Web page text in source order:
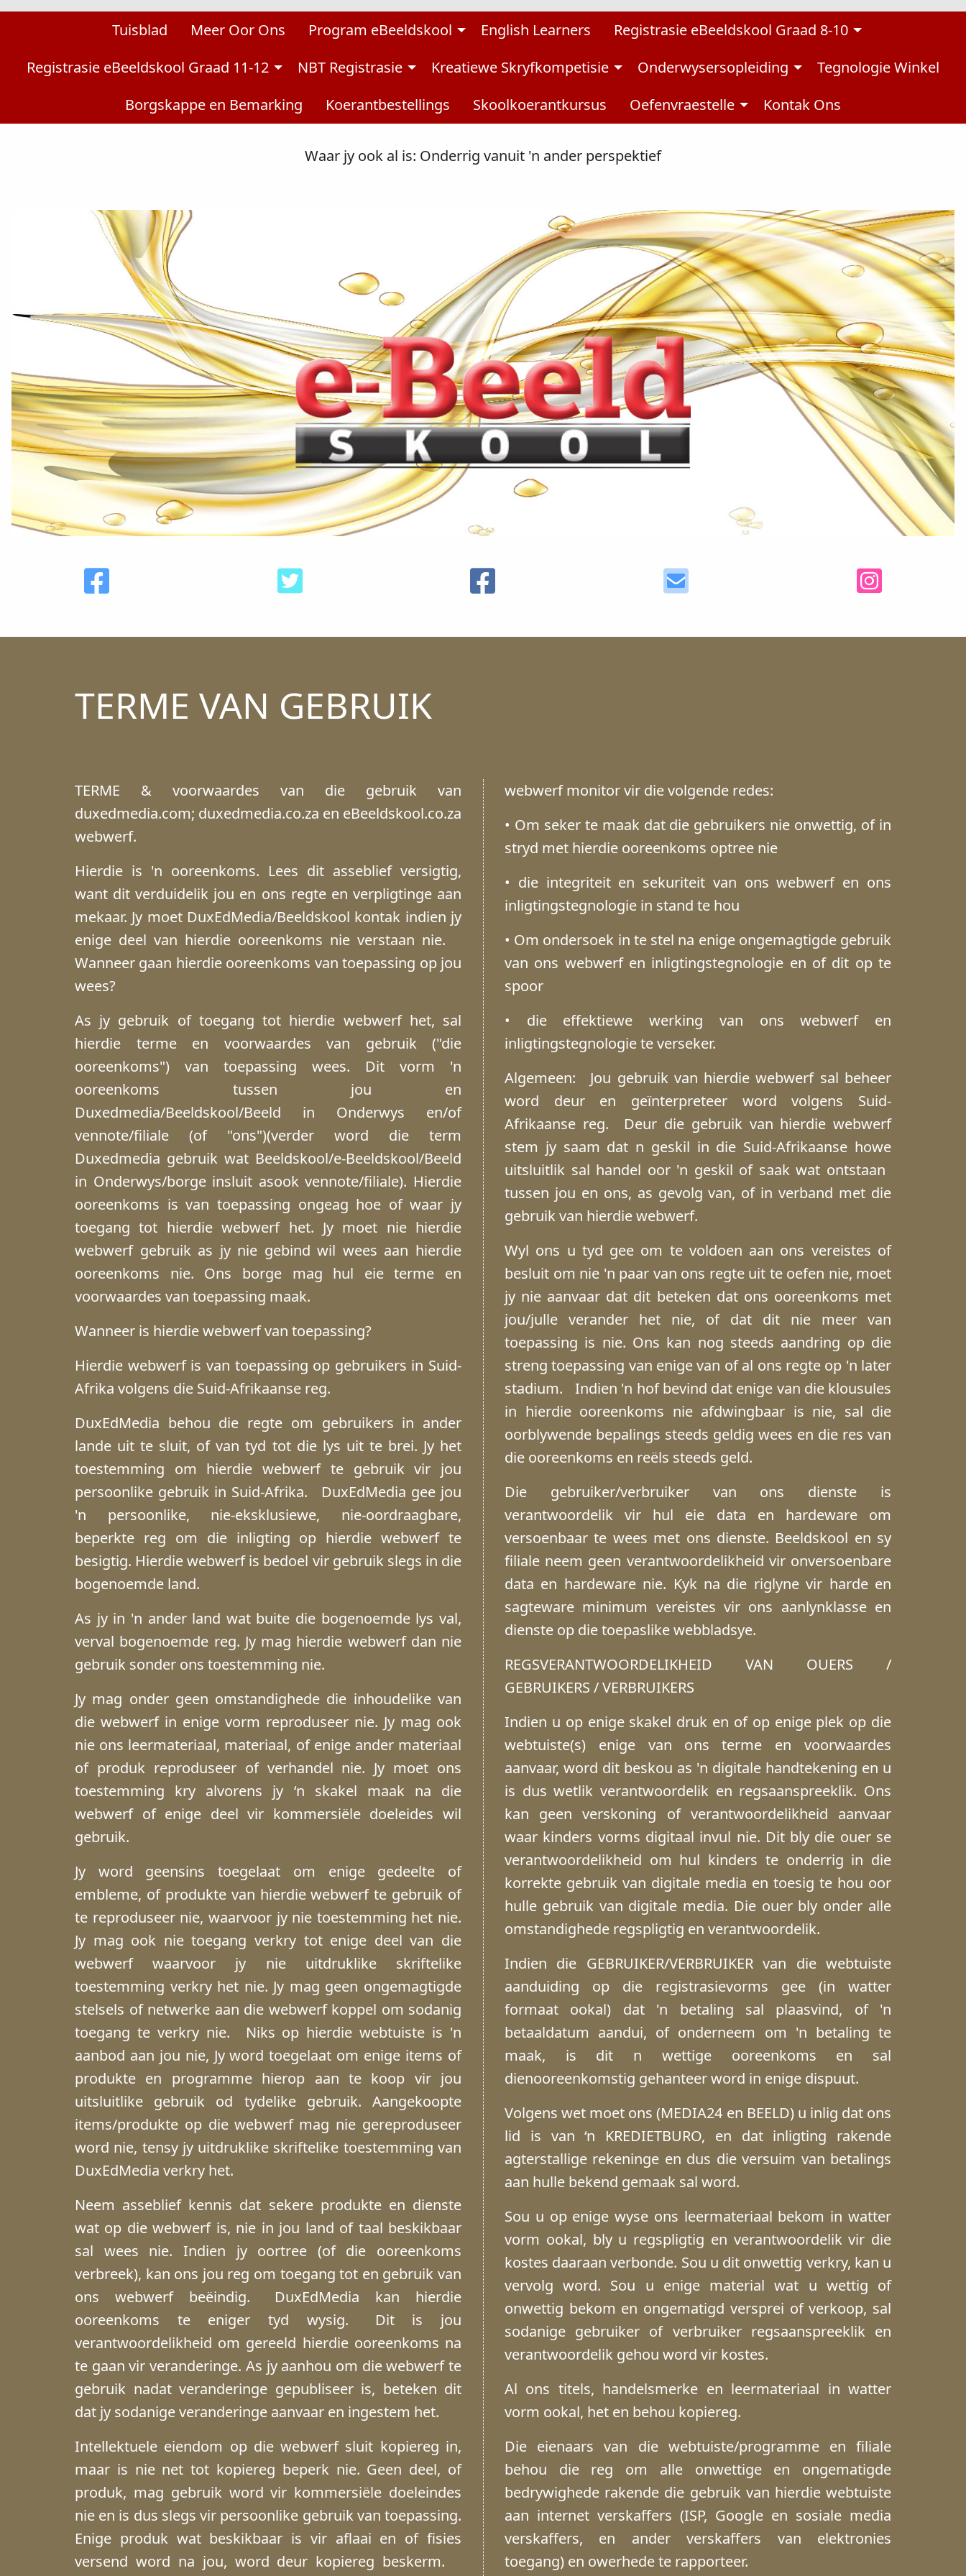
Tuisblad Meer Oor Ons Program eBeeldskool English Learners
Registrasie eBeeldskool Graad 8-10
Registrasie eBeeldskool Graad 11-12
NBT Registrasie Kreatiewe Skryfkompetisie Onderwysersopleiding
Tegnologie Winkel
Borgskappe en Bemarking
Koerantbestellings Skoolkoerantkursus Oefenvraestelle Kontak Ons
Waar jy ook al is: Onderrig vanuit 'n ander perspektief
TERME VAN GEBRUIK
TERME & voorwaardes van die gebruik van
duxedmedia.com; duxedmedia.co.za en eBeeldskool.co.za
webwerf.
Hierdie is 'n ooreenkoms. Lees dit asseblief versigtig,
want dit verduidelik jou en ons regte en verpligtinge aan
mekaar. Jy moet DuxEdMedia/Beeldskool kontak indien jy
enige deel van hierdie ooreenkoms nie verstaan ​​nie.
Wanneer gaan hierdie ooreenkoms van toepassing op jou
wees?
As jy gebruik of toegang tot hierdie webwerf het, sal
hierdie terme en voorwaardes van gebruik ("die
ooreenkoms") van toepassing wees. Dit vorm 'n
ooreenkoms tussen jou en
Duxedmedia/Beeldskool/Beeld in Onderwys en/of
vennote/filiale (of "ons")(verder word die term
Duxedmedia gebruik wat Beeldskool/e-Beeldskool/Beeld
in Onderwys/borge insluit asook vennote/filiale). Hierdie
ooreenkoms is van toepassing ongeag hoe of waar jy
toegang tot hierdie webwerf het. Jy moet nie hierdie
webwerf gebruik as jy nie gebind wil wees aan hierdie
ooreenkoms nie. Ons borge mag hul eie terme en
voorwaardes van toepassing maak.
Wanneer is hierdie webwerf van toepassing?
Hierdie webwerf is van toepassing op gebruikers in Suid-
Afrika volgens die Suid-Afrikaanse reg.
DuxEdMedia behou die regte om gebruikers in ander
lande uit te sluit, of van tyd tot die lys uit te brei. Jy het
toestemming om hierdie webwerf te gebruik vir jou
persoonlike gebruik in Suid-Afrika. DuxEdMedia gee jou
'n persoonlike, nie-eksklusiewe, nie-oordraagbare,
beperkte reg om die inligting op hierdie webwerf te
besigtig. Hierdie webwerf is bedoel vir gebruik slegs in die
bogenoemde land.
As jy in 'n ander land wat buite die bogenoemde lys val,
verval bogenoemde reg. Jy mag hierdie webwerf dan nie
gebruik sonder ons toestemming nie.
Jy mag onder geen omstandighede die inhoudelike van
die webwerf in enige vorm reproduseer nie. Jy mag ook
nie ons leermateriaal, materiaal, of enige ander materiaal
of produk reproduseer of verhandel nie. Jy moet ons
toestemming kry alvorens jy ‘n skakel maak na die
webwerf of enige deel vir kommersiële doeleides wil
gebruik.
Jy word geensins toegelaat om enige gedeelte of
embleme, of produkte van hierdie webwerf te gebruik of
te reproduseer nie, waarvoor jy nie toestemming het nie.
Jy mag ook nie toegang verkry tot enige deel van die
webwerf waarvoor jy nie uitdruklike skriftelike
toestemming verkry het nie. Jy mag geen ongemagtigde
stelsels of netwerke aan die webwerf koppel om sodanig
toegang te verkry nie. Niks op hierdie webtuiste is 'n
aanbod aan jou nie, Jy word toegelaat om enige items of
produkte en programme hierop aan te koop vir jou
uitsluitlike gebruik od tydelike gebruik. Aangekoopte
items/produkte op die webwerf mag nie gereproduseer
word nie, tensy jy uitdruklike skriftelike toestemming van
DuxEdMedia verkry het.
Neem asseblief kennis dat sekere produkte en dienste
wat op die webwerf is, nie in jou land of taal beskikbaar
sal wees nie. Indien jy oortree (of die ooreenkoms
verbreek), kan ons jou reg om toegang tot en gebruik van
ons webwerf beëindig. DuxEdMedia kan hierdie
ooreenkoms te eniger tyd wysig. Dit is jou
verantwoordelikheid om gereeld hierdie ooreenkoms na
te gaan vir veranderinge. As jy aanhou om die webwerf te
gebruik nadat veranderinge gepubliseer is, beteken dit
dat jy sodanige veranderinge aanvaar en ingestem het.
Intellektuele eiendom op die webwerf sluit kopiereg in,
maar is nie net tot kopiereg beperk nie. Geen deel, of
produk, mag gebruik word vir kommersiële doeleindes
nie en is dus slegs vir persoonlike gebruik van toepassing.
Enige produk wat beskikbaar is vir aflaai en of fisies
versend word na jou, word deur kopiereg beskerm.
webwerf monitor vir die volgende redes:
• Om seker te maak dat die gebruikers nie onwettig, of in
stryd met hierdie ooreenkoms optree nie
• die integriteit en sekuriteit van ons webwerf en ons
inligtingstegnologie in stand te hou
• Om ondersoek in te stel na enige ongemagtigde gebruik
van ons webwerf en inligtingstegnologie en of dit op te
spoor
• die effektiewe werking van ons webwerf en
inligtingstegnologie te verseker.
Algemeen: Jou gebruik van hierdie webwerf sal beheer
word deur en geïnterpreteer word volgens Suid-
Afrikaanse reg. Deur die gebruik van hierdie webwerf
stem jy saam dat n geskil in die Suid-Afrikaanse howe
uitsluitlik sal handel oor 'n geskil of saak wat ontstaan ​​
tussen jou en ons, as gevolg van, of in verband met die
gebruik van hierdie webwerf.
Wyl ons u tyd gee om te voldoen aan ons vereistes of
besluit om nie 'n paar van ons regte uit te oefen nie, moet
jy nie aanvaar dat dit beteken dat ons ooreenkoms met
jou/julle verander het nie, of dat dit nie meer van
toepassing is nie. Ons kan nog steeds aandring op die
streng toepassing van enige van of al ons regte op 'n later
stadium. Indien 'n hof bevind dat enige van die klousules
in hierdie ooreenkoms nie afdwingbaar is nie, sal die
oorblywende bepalings steeds geldig wees en die res van
die ooreenkoms en reëls steeds geld.
Die gebruiker/verbruiker van ons dienste is
verantwoordelik vir hul eie data en hardeware om
versoenbaar te wees met ons dienste. Beeldskool en sy
filiale neem geen verantwoordelikheid vir onversoenbare
data en hardeware nie. Kyk na die riglyne vir harde en
sagteware minimum vereistes vir ons aanlynklasse en
dienste op die toepaslike webbladsye.
REGSVERANTWOORDELIKHEID VAN OUERS /
GEBRUIKERS / VERBRUIKERS
Indien u op enige skakel druk en of op enige plek op die
webtuiste(s) enige van ons terme en voorwaardes
aanvaar, word dit beskou as 'n digitale handtekening en u
is dus wetlik verantwoordelik en regsaanspreeklik. Ons
kan geen verskoning of verantwoordelikheid aanvaar
waar kinders vorms digitaal invul nie. Dit bly die ouer se
verantwoordelikheid om hul kinders te onderrig in die
korrekte gebruik van digitale media en toesig te hou oor
hulle gebruik van digitale media. Die ouer bly onder alle
omstandighede regspligtig en verantwoordelik.
Indien die GEBRUIKER/VERBRUIKER van die webtuiste
aanduiding op die registrasievorms gee (in watter
formaat ookal) dat 'n betaling sal plaasvind, of 'n
betaaldatum aandui, of onderneem om 'n betaling te
maak, is dit n wettige ooreenkoms en sal
dienooreenkomstig gehanteer word in enige dispuut.
Volgens wet moet ons (MEDIA24 en BEELD) u inlig dat ons
lid is van ‘n KREDIETBURO, en dat inligting rakende
agterstallige rekeninge en dus die versuim van betalings
aan hulle bekend gemaak sal word.
Sou u op enige wyse ons leermateriaal bekom in watter
vorm ookal, bly u regspligtig en verantwoordelik vir die
kostes daaraan verbonde. Sou u dit onwettig verkry, kan u
vervolg word. Sou u enige material wat u wettig of
onwettig bekom en ongematigd versprei of verkoop, sal
sodanige gebruiker of verbruiker regsaanspreeklik en
verantwoordelik gehou word vir kostes.
Al ons titels, handelsmerke en leermateriaal in watter
vorm ookal, het en behou kopiereg.
Die eienaars van die webtuiste/programme en filiale
behou die reg om alle onwettige en ongematigde
bedrywighede rakende die gebruik van hierdie webtuiste
aan internet verskaffers (ISP, Google en sosiale media
verskaffers, en ander verskaffers van elektronies
toegang) en owerhede te rapporteer.